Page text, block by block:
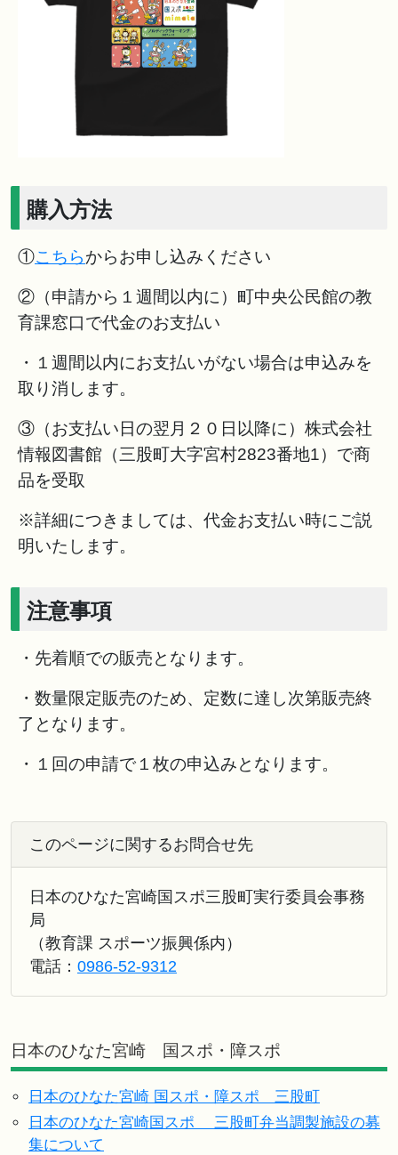
購入方法
①こちらからお申し込みください
②（申請から１週間以内に）町中央公民館の教
育課窓口で代金のお支払い
・１週間以内にお支払いがない場合は申込みを
取り消します。
③（お支払い日の翌月２０日以降に）株式会社
情報図書館（三股町大字宮村2823番地1）で商
品を受取
※詳細につきましては、代金お支払い時にご説
明いたします。
注意事項
・先着順での販売となります。
・数量限定販売のため、定数に達し次第販売終
了となります。
・１回の申請で１枚の申込みとなります。
このページに関するお問合せ先
日本のひなた宮崎国スポ三股町実行委員会事務
局
（教育課 スポーツ振興係内）
電話： 0986-52-9312
日本のひなた宮崎 国スポ・障スポ
日本のひなた宮崎 国スポ・障スポ 三股町
日本のひなた宮崎国スポ 三股町弁当調製施設の募
集について